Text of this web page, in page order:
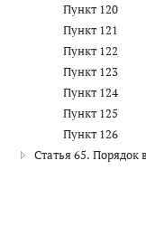
Пункт 120
Пункт 121
Пункт 122
Пункт 123
Пункт 124
Пункт 125
Пункт 126
Статья 65. Порядок